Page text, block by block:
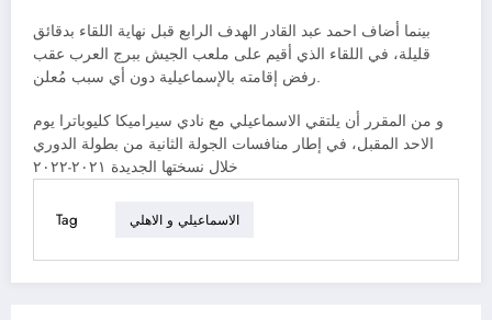
بينما أضاف احمد عبد القادر الهدف الرابع قبل نهاية اللقاء بدقائق
قليلة، في اللقاء الذي أقيم على ملعب الجيش ببرج العرب عقب
رفض إقامته بالإسماعيلية دون أي سبب مُعلن.
و من المقرر أن يلتقي الاسماعيلي مع نادي سيراميكا كليوباترا يوم
الاحد المقبل، في إطار منافسات الجولة الثانية من بطولة الدوري
خلال نسختها الجديدة ٢٠٢١-٢٠٢٢
Tag الاسماعيلي و الاهلي